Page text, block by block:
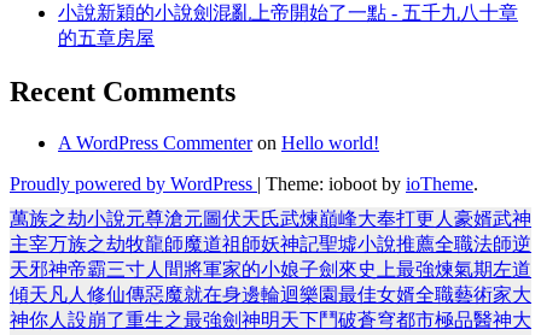
小說新穎的小說劍混亂上帝開始了一點 - 五千九八十章
的五章房屋
Recent Comments
A WordPress Commenteron Hello world!
Proudly powered by WordPress | Theme: ioboot by ioTheme.
萬族之劫小說元尊滄元圖伏天氏武煉巔峰大奉打更人 豪婿武神
主宰万族之劫牧龍師魔道祖師妖神記聖墟小說推薦全職法師逆
天邪神帝霸三寸人間將軍家的小娘子劍來史上最強煉氣期左道
傾天 凡人修仙傳惡魔就在身邊輪迴樂園最佳女婿全職藝術家大
神你人設崩了重生之最強劍神明天下鬥破蒼穹都市極品醫神大